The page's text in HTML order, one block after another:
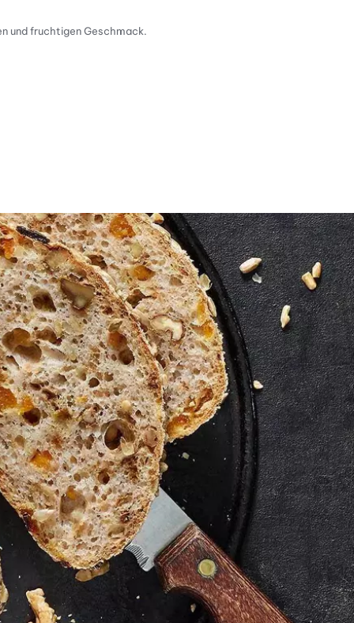
und fruchtigen Geschmack.